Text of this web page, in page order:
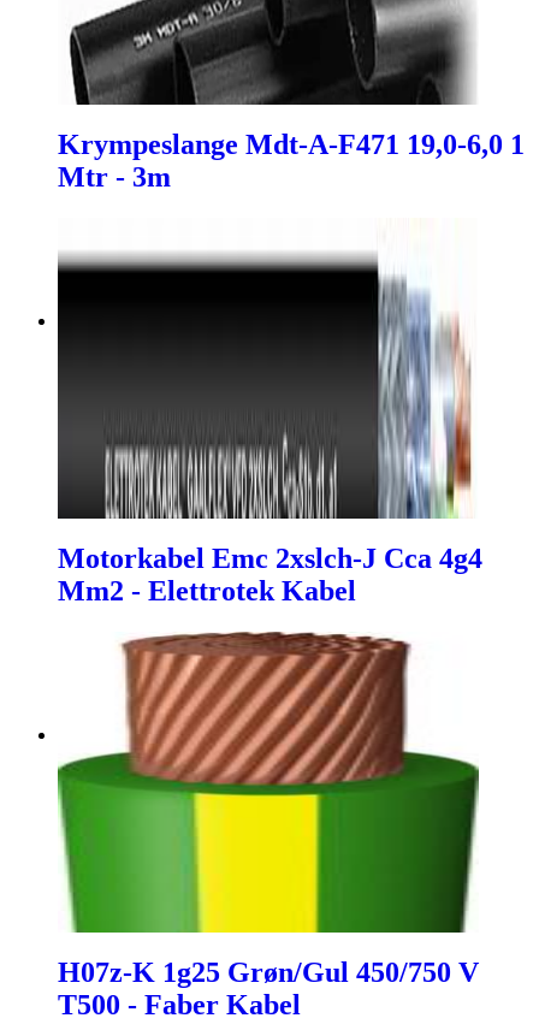
Krympeslange Mdt-A-F471 19,0-6,0 1
Mtr - 3m
Motorkabel Emc 2xslch-J Cca 4g4
Mm2 - Elettrotek Kabel
H07z-K 1g25 Grøn/Gul 450/750 V
T500 - Faber Kabel